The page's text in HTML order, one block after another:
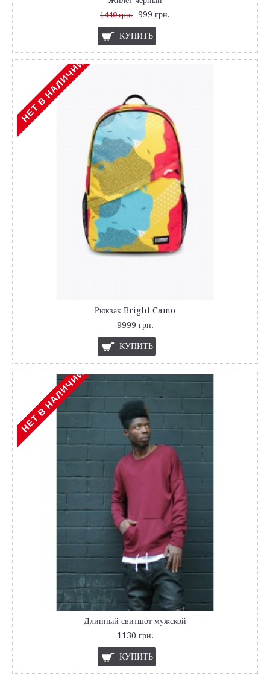
1440 грн. 999 грн.
КУПИТЬ
НЕТ В НАЛИЧИИ
Рюкзак Bright Camo
9999 грн.
КУПИТЬ
НЕТ В НАЛИЧИИ
Длинный свитшот мужской
1130 грн.
КУПИТЬ